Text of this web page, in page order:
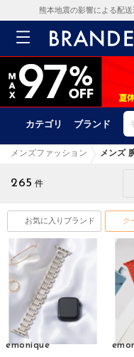
熊本地震の影響による配送
カテゴリ ブランド
メンズファッション メンズ
265 件
お気に入りブランド ク
emonique